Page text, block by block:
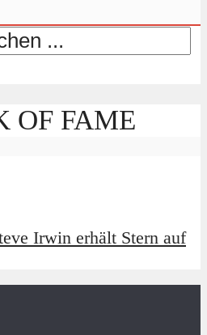
OF FAME
Irwin erhält Stern auf